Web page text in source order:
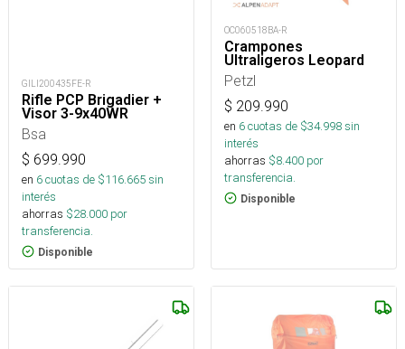
GILI200435FE-R
Rifle PCP Brigadier +
Visor 3-9x40WR
Bsa
$ 699.990
en 6cuotas de $116.665sin
interés
ahorras $28.000 por
transferencia.
Disponible
OC060518BA-R
Crampones
Ultraligeros Leopard
Petzl
$ 209.990
en 6cuotas de $34.998sin
interés
ahorras $8.400 por
transferencia.
Disponible